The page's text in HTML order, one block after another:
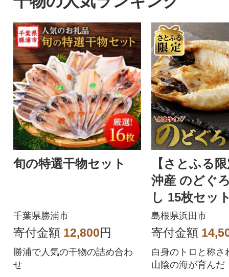
旬の特選干物セット
千葉県勝浦市
寄付金額 12,800円
勝浦で人気の干物の詰め合わ
せ
【さとふる
沖産 のどぐ
し 15枚セッ
焼き方付き
島根県浜田市
寄付金額
白身のトロと称さ
山陰の海が育んだ